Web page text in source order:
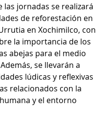
las jornadas se realizará
de reforestación en
en Xochimilco, con
la importancia de los
abejas para el medio
se llevarán a
lúdicas y reflexivas
relacionados con la
y el entorno